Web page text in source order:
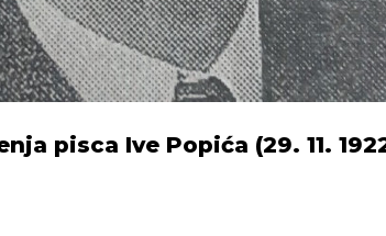
pisca Ive Popića (29. 11.